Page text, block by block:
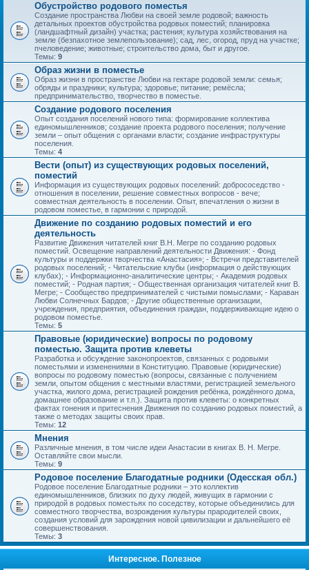
Обустройство родового поместья
Создание пространства Любви на своей земле родовой; важность
детальных проектов обустройства родовых поместий; планировка
(ландшафтный дизайн) участка; растения; культура хозяйствования на
земле (безпахотное землепользование); сад, лес, огород, пруд на участке;
пчеловедение; животные; строительство дома, быт и другое.
Темы: 9
Образ жизни в поместье
Образ жизни в пространстве Любви на гектаре родовой земли: семья;
обряды и праздники; культура; здоровье; питание; ремёсла;
предпринимательство, творчество в поместье.
Создание родового поселения
Опыт создания поселений нового типа: формирование коллектива
единомышленников; создание проекта родового поселения; получение
земли – опыт общения с органами власти; создание инфраструктуры
поселения.
Темы: 4
Вести (опыт) из существующих родовых поселений,
поместий
Информация из существующих родовых поселений: добрососедство -
отношения в поселении, решение совместных вопросов - вече;
совместная деятельность в поселении. Опыт, впечатления о жизни в
родовом поместье, в гармонии с природой.
Движение по созданию родовых поместий и его
деятельность
Развитие Движения читателей книг В.Н. Мегре по созданию родовых
поместий. Освещение направлений деятельности Движения: - Фонд
культуры и поддержки творчества «Анастасия»; - Встречи представителей
родовых поселений; - Читательские клубы (информация о действующих
клубах); - Информационно-аналитические центры; - Академия родовых
поместий; - Родная партия; - Общественная организация читателей книг В.
Мегре; - Сообщество предпринимателей с чистыми помыслами; - Караван
Любви Солнечных Бардов; - Другие общественные организации,
учреждения, предприятия, объединения граждан, поддерживающие идею о
родовом поместье.
Темы: 5
Правовые (юридические) вопросы по родовому
поместью. Защита против клеветы
Разработка и обсуждение законопроектов, связанных с родовыми
поместьями и изменениями в Конституцию. Правовые (юридические)
вопросы по родовому поместью (вопросы, связанные с получением
земли, опытом общения с местными властями, регистрацией земельного
участка, жилого дома, регистрацией рождения ребёнка, рождённого дома,
домашнее образование и т.п.). Защита против клеветы: о конкретных
фактах гонения и притеснения Движения по созданию родовых поместий, а
также о методах защиты своих прав.
Темы: 12
Мнения
Различные мнения, в том числе идеи Анастасии в книгах В. Н. Мегре.
Оставляйте свои мысли.
Темы: 9
Родовое поселение Благодатные родники (Одесская обл.)
Родовое поселение Благодатные родники – это коллектив
единомышленников, близких по духу людей, живущих в гармонии с
природой в родовых поместьях по соседству, которые объединились для
совместного творчества, возрождения культуры прародителей своих,
создания условий для зарождения новой цивилизации и дальнейшего её
совершенствования.
Темы: 3
Интересное. Полезное